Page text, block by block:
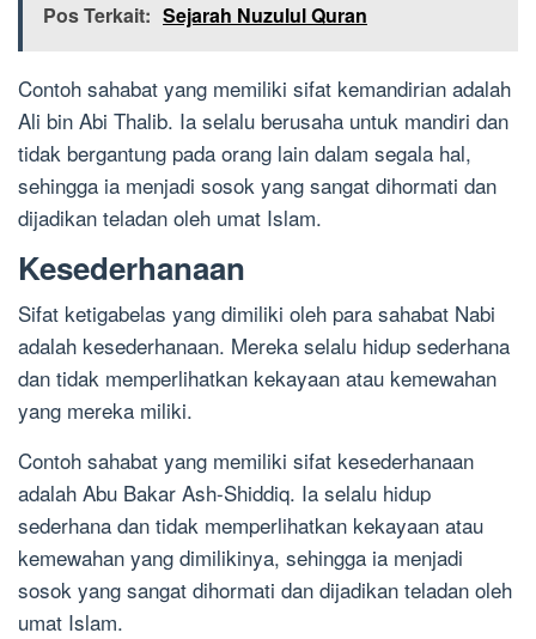
Pos Terkait: Sejarah Nuzulul Quran
Contoh sahabat yang memiliki sifat kemandirian adalah
Ali bin Abi Thalib. Ia selalu berusaha untuk mandiri dan
tidak bergantung pada orang lain dalam segala hal,
sehingga ia menjadi sosok yang sangat dihormati dan
dijadikan teladan oleh umat Islam.
Kesederhanaan
Sifat ketigabelas yang dimiliki oleh para sahabat Nabi
adalah kesederhanaan. Mereka selalu hidup sederhana
dan tidak memperlihatkan kekayaan atau kemewahan
yang mereka miliki.
Contoh sahabat yang memiliki sifat kesederhanaan
adalah Abu Bakar Ash-Shiddiq. Ia selalu hidup
sederhana dan tidak memperlihatkan kekayaan atau
kemewahan yang dimilikinya, sehingga ia menjadi
sosok yang sangat dihormati dan dijadikan teladan oleh
umat Islam.